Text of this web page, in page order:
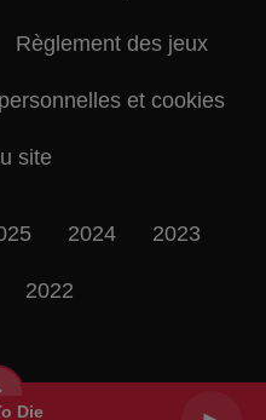
Die
Règlement des jeux
et cookies
site
2024 2023
2022